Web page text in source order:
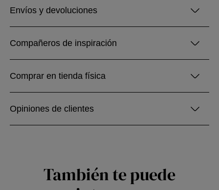
Envíos y devoluciones
Compañeros de inspiración
Comprar en tienda física
Opiniones de clientes
También te puede